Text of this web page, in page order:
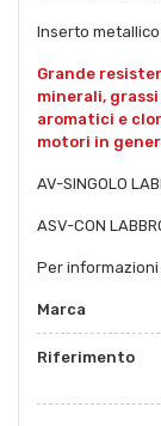
Inserto metallico
Grande
minerali,
aromatici e
motori in
AV-SINGOLO
ASV-CON
Per
Marca
Riferimento